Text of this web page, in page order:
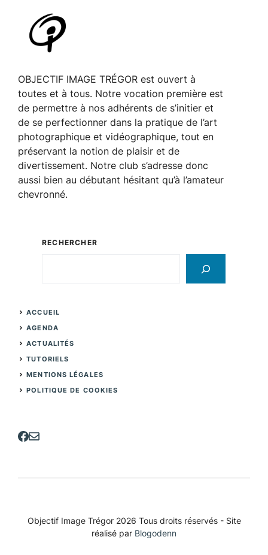
OBJECTIF IMAGE TRÉGOR est ouvert à
toutes et à tous. Notre vocation première est
de permettre à nos adhérents de s’initier et
de se perfectionner dans la pratique de l’art
photographique et vidéographique, tout en
préservant la notion de plaisir et de
divertissement. Notre club s’adresse donc
aussi bien au débutant hésitant qu’à l’amateur
chevronné.
RECHERCHER
ACCUEIL
AGENDA
ACTUALITÉS
TUTORIELS
MENTIONS LÉGALES
POLITIQUE DE COOKIES
Objectif Image Trégor 2026 Tous droits réservés - Site
réalisé par Blogodenn